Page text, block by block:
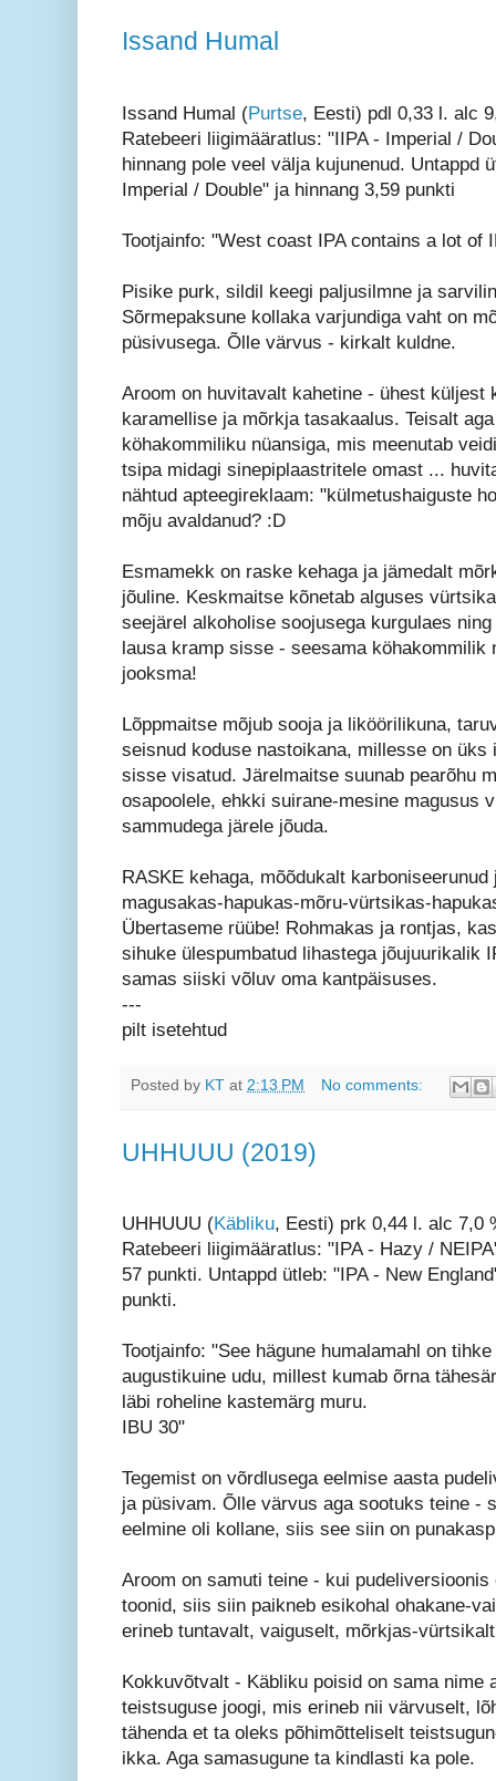
Issand Humal
Issand Humal (Purtse, Eesti) pdl 0,33 l. alc
Ratebeeri liigimääratlus: "IIPA - Imperial /
hinnang pole veel välja kujunenud. Untappd
Imperial / Double" ja hinnang 3,59 punkti
Tootjainfo: "West coast IPA contains a lot of
Pisike purk, sildil keegi paljusilmne ja
Sõrmepaksune kollaka varjundiga vaht on
püsivusega. Õlle värvus - kirkalt kuldne.
Aroom on huvitavalt kahetine - ühest küljest
karamellise ja mõrkja tasakaalus. Teisalt
köhakommiliku nüansiga, mis meenutab
tsipa midagi sinepiplaastritele omast ...
nähtud apteegireklaam: "külmetushaiguste
mõju avaldanud? :D
Esmamekk on raske kehaga ja jämedalt
jõuline. Keskmaitse kõnetab alguses
seejärel alkoholise soojusega kurgulaes
lausa kramp sisse - seesama köhakommilik
jooksma!
Lõppmaitse mõjub sooja ja liköörilikuna,
seisnud koduse nastoikana, millesse on üks
sisse visatud. Järelmaitse suunab pearõhu
osapoolele, ehkki suirane-mesine magusus
sammudega järele jõuda.
RASKE kehaga, mõõdukalt
magusakas-hapukas-mõru-vürtsikas-
Übertaseme rüübe! Rohmakas ja rontjas,
sihuke ülespumbatud lihastega jõujuurikalik
samas siiski võluv oma kantpäisuses.
---
pilt isetehtud
Posted by KT at 2:13 PM No comments:
UHHUUU (2019)
UHHUUU (Käbliku, Eesti) prk 0,44 l. alc 7,0
Ratebeeri liigimääratlus: "IPA - Hazy /
57 punkti. Untappd ütleb: "IPA - New
punkti.
Tootjainfo: "See hägune humalamahl on
augustikuine udu, millest kumab õrna
läbi roheline kastemärg muru.
IBU 30"
Tegemist on võrdlusega eelmise aasta
ja püsivam. Õlle värvus aga sootuks teine -
eelmine oli kollane, siis see siin on
Aroom on samuti teine - kui
toonid, siis siin paikneb esikohal ohakane-
erineb tuntavalt, vaiguselt, mõrkjas-
Kokkuvõtvalt - Käbliku poisid on sama nime
teistsuguse joogi, mis erineb nii värvuselt,
tähenda et ta oleks põhimõtteliselt
ikka. Aga samasugune ta kindlasti ka pole.